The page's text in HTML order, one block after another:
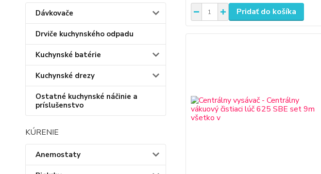
Dávkovače
Drviče kuchynského odpadu
Kuchynské batérie
Kuchynské drezy
Ostatné kuchynské náčinie a
príslušenstvo
KÚRENIE
Anemostaty
Pridať do košíka